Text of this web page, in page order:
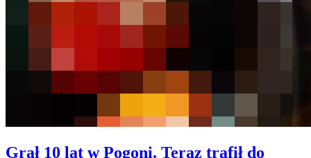
Grał 10 lat w Pogoni. Teraz trafił do